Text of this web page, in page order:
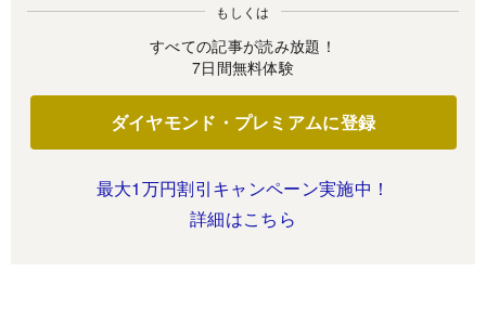
もしくは
すべての記事が読み放題！
7日間無料体験
ダイヤモンド・プレミアムに登録
最大1万円割引キャンペーン実施中！
詳細はこちら